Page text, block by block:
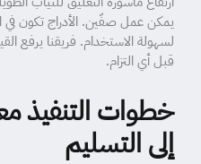
لسهولة الاستخدام. فريقنا يرفع
قبل أي التزام.
خطوات التنفيذ
إلى التسليم